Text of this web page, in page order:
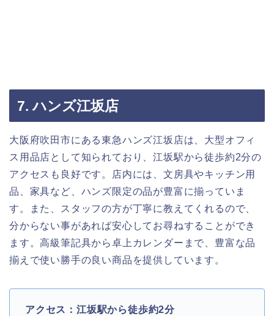
7. ハンズ江坂店
大阪府吹田市にある東急ハンズ江坂店は、大型オフィ
ス用品店として知られており、江坂駅から徒歩約2分の
アクセスも良好です。店内には、文房具やキッチン用
品、家具など、ハンズ限定の品が豊富に揃っていま
す。また、スタッフの方が丁寧に教えてくれるので、
分からない事があれば安心してお尋ねすることができ
ます。高級筆記具から卓上カレンダーまで、豊富な品
揃えで使い勝手の良い商品を提供しています。
アクセス：江坂駅から徒歩約2分